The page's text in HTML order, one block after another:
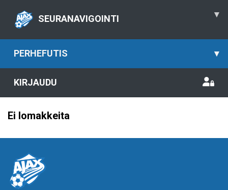
SEURANAVIGOINTI ▾
PERHEFUTIS ▾
KIRJAUDU
Ei lomakkeita